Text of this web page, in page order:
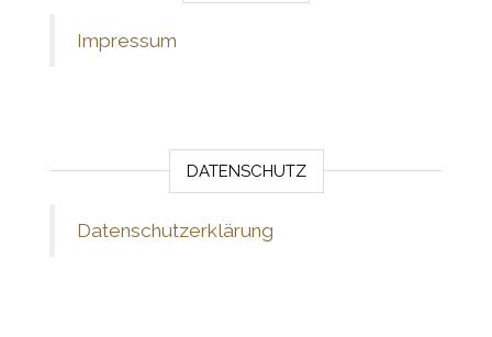
Impressum
DATENSCHUTZ
Datenschutzerklärung